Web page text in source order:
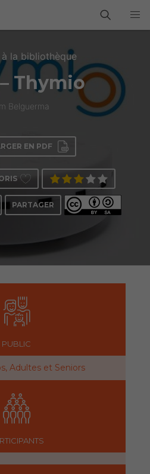
à la bibliothèque
Thymio
Belguerma
EN PDF
PARTAGER
PUBLIC
Adultes et Seniors